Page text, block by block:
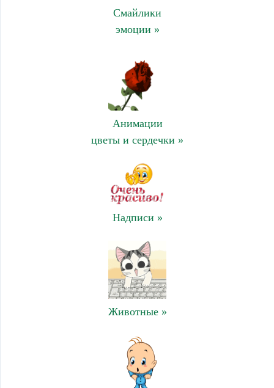
Смайлики
эмоции »
Анимации
цветы и сердечки »
Надписи »
Животные »